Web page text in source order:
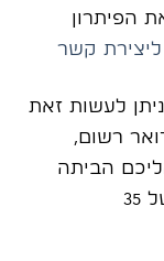
הפיתרון
קשר
לעשות זאת
רשום,
הביתה
שיאסוף מכם את המשלוח (בעלות של 35